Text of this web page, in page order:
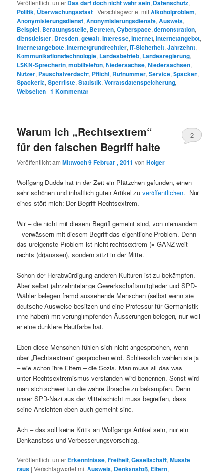
Veröffentlicht unter Das darf doch nicht wahr sein, Datenschutz,
Politik, Überwachungsstaat |Verschlagwortet mitAlkoholproblem,
Anonymisierungsdienst,Anonymisierungsdienste,Ausweis,
Beispiel, Beratungsstelle, Betreten,Cyberspace,demonstration,
dienstleister, Dresden,gewalt,Interesse,Internet,Internetangebot,
Internetangebote,Internetgrundrechtler,IT-Sicherheit,Jahrzehnt,
Kommunikationstechnologie, Landesbetrieb, Landesregierung,
LSKN-Sprecherin,mobiltelefon,Niedersachse,Niedersachsen,
Nutzer, Pauschalverdacht, Pflicht, Rufnummer,Service,Spacken,
Spackeria,Sperrliste,Statistik,Vorratsdatenspeicherung,
Webseiten |1 Kommentar
Warum ich „Rechtsextrem“
für den falschen Begriff halte
Veröffentlicht amMittwoch 9 Februar , 2011 vonHolger
2
Wolfgang Dudda hat in der Zeit ein Plätzchen gefunden, einen
sehr schönen und inhaltlich guten Artikel zuveröffentlichen. Nur
eines stört mich: Der Begriff Rechtsextrem.
Wir – die nicht mit diesem Begriff gemeint sind, von niemandem
– verwässern mit diesem Begriff das eigentliche Problem. Denn
das ureigenste Problem ist nicht rechtsextrem (= GANZ weit
rechts (dr)aussen), sondern sitzt in der Mitte.
Schon der Herabwürdigung anderen Kulturen ist zu bekämpfen.
Aber selbst jahrzehntelange Gewerkschaftsmitglieder und SPD-
Wähler belegen fremd aussehende Menschen (selbst wenn sie
deutsche Ausweise besitzen und eine Professur für Germanistik
inne haben) mit verunglimpfenden Äusserungen belegen, nur weil
er eine dunklere Hautfarbe hat.
Eben diese Menschen fühlen sich nicht angesprochen, wenn
über „Rechtsextrem“ gesprochen wird. Schliesslich wählen sie ja
– wie schon ihre Eltern – die Sozis. Man muss all das was
unter Rechtsextremismus verstanden wird benennen. Sonst wird
man sich schwer tun die wahre Ursache zu bekämpfen. Denn
unser SPD-Nazi aus der Mittelschicht muss begreifen, dass
seine Ansichten eben auch gemeint sind.
Ach – das soll keine Kritik an Wolfgangs Artikel sein, nur ein
Denkanstoss und Verbesserungsvorschlag.
Veröffentlicht unter Erkenntnisse,Freiheit,Gesellschaft,Musste
raus |Verschlagwortet mitAusweis, Denkanstoß, Eltern,